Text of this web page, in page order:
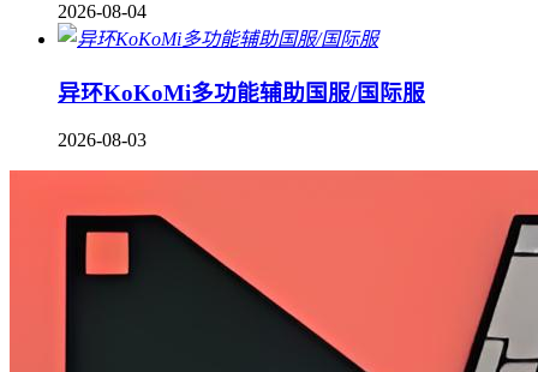
2026-08-04
异环KoKoMi多功能辅助国服/国际服
2026-08-03